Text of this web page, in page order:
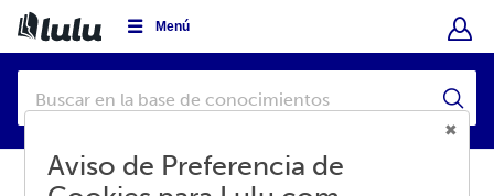
Menú
Aviso de Preferencia de